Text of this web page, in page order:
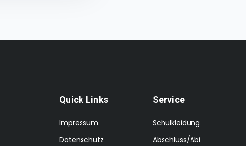
Quick Links
Impressum
Datenschutz
Service
Schulkleidung
Abschluss/Abi